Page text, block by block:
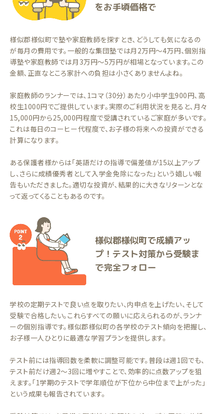
をお手頃価格で
様似郡様似町で塾や家庭教師を探すとき、どうしても気になるの
が毎月の費用です。一般的な集団塾では月2万円〜4万円、個別指
導塾や家庭教師では月3万円〜5万円が相場となっています。この
金額、正直なところ家計への負担は小さくありませんよね。
家庭教師のランナーでは、1コマ（30分）あたり小中学生900円、高
校生1000円でご提供しています。実際のご利用状況を見ると、月々
15,000円から25,000円程度で受講されているご家庭が多いです。
これは毎日のコーヒー代程度で、お子様の将来への投資ができる
計算になります。
ある保護者様からは「英語だけの指導で偏差値が15以上アップ
し、さらに成績優秀者として入学金免除になった」という嬉しい報
告もいただきました。適切な投資が、結果的に大きなリターンとな
って返ってくることもあるのです。
様似郡様似町で成績アッ
プ！テスト対策から受験ま
で完全フォロー
学校の定期テストで良い点を取りたい、内申点を上げたい、そして
受験で合格したい。これらすべての願いに応えられるのが、ランナ
ーの個別指導です。様似郡様似町の各学校のテスト傾向を把握し、
お子様一人ひとりに最適な学習プランを提供します。
テスト前には指導回数を柔軟に調整可能です。普段は週1回でも、
テスト前だけ週2〜3回に増やすことで、効率的に点数アップを狙
えます。「1学期のテストで学年順位が下位から中位まで上がった」
という成果も報告されています。